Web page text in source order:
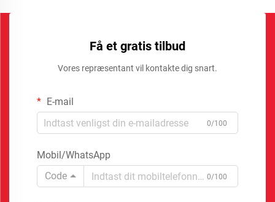
Få et gratis tilbud
Vores repræsentant vil kontakte dig snart.
E-mail
0/100
Mobil/WhatsApp
Code
0/100